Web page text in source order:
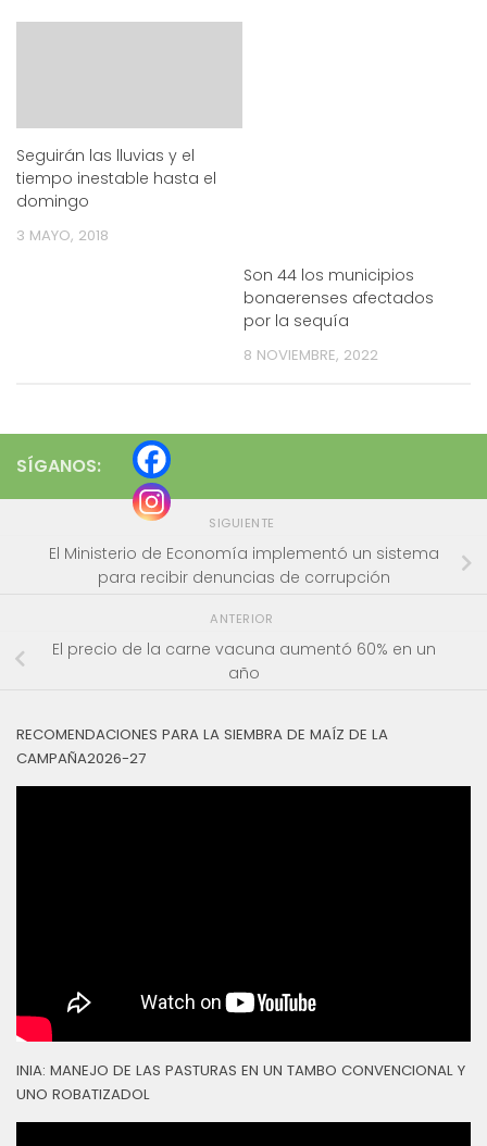
Seguirán las lluvias y el
tiempo inestable hasta el
domingo
3 MAYO, 2018
Son 44 los municipios
bonaerenses afectados
por la sequía
8 NOVIEMBRE, 2022
SÍGANOS:
SIGUIENTE
El Ministerio de Economía implementó un sistema
para recibir denuncias de corrupción
ANTERIOR
El precio de la carne vacuna aumentó 60% en un
año
RECOMENDACIONES PARA LA SIEMBRA DE MAÍZ DE LA
CAMPAÑA2026-27
INIA: MANEJO DE LAS PASTURAS EN UN TAMBO CONVENCIONAL Y
UNO ROBATIZADOL